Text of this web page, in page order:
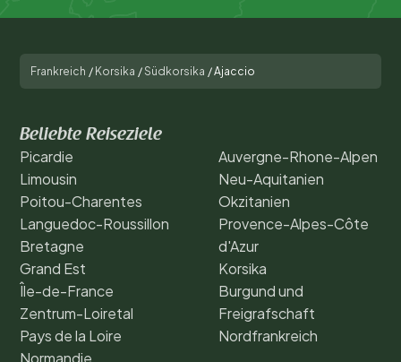
Frankreich / Korsika /Südkorsika /Ajaccio
Beliebte Reiseziele
Picardie
Limousin
Poitou-Charentes
Languedoc-Roussillon
Bretagne
Grand Est
Île-de-France
Zentrum-Loiretal
Pays de la Loire
Normandie
Auvergne-Rhone-Alpen
Neu-Aquitanien
Okzitanien
Provence-Alpes-Côte
d'Azur
Korsika
Burgund und
Freigrafschaft
Nordfrankreich